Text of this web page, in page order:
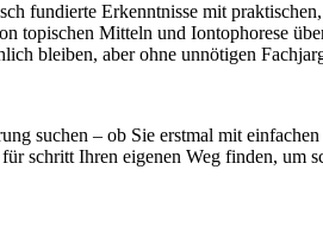
fundierte Erkenntnisse mit
topischen Mitteln und Iontophorese
bleiben, aber ohne unnötigen
suchen – ⁣ob‌ Sie erstmal ⁣mit
schritt Ihren eigenen Weg finden, um‍